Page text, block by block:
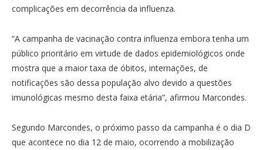
complicações em decorrência da influenza.
“A campanha de vacinação contra influenza embora tenha um
público prioritário em virtude de dados epidemiológicos onde
mostra que a maior taxa de óbitos, internações, de
notificações são dessa população alvo devido a questões
imunológicas mesmo desta faixa etária”, afirmou Marcondes.
Segundo Marcondes, o próximo passo da campanha é o dia D
que acontece no dia 12 de maio, ocorrendo a mobilização